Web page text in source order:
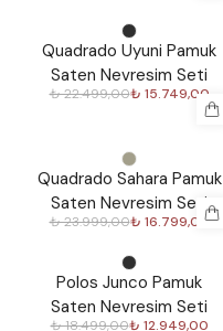
Quadrado Uyuni Pamuk
Saten Nevresim Seti
₺ 22.499,00₺ 15.749,00
Quadrado Sahara Pamuk
Saten Nevresim Seti
₺ 23.999,00₺ 16.799,00
Polos Junco Pamuk
Saten Nevresim Seti
₺ 18.499,00₺ 12.949,00